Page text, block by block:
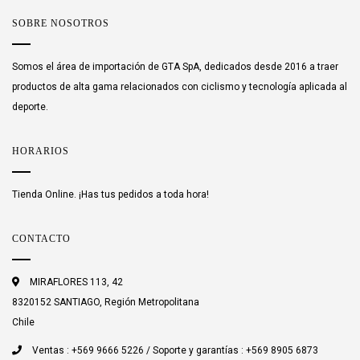
SOBRE NOSOTROS
Somos el área de importación de GTA SpA, dedicados desde 2016 a traer
productos de alta gama relacionados con ciclismo y tecnología aplicada al
deporte.
HORARIOS
Tienda Online. ¡Has tus pedidos a toda hora!
CONTACTO
MIRAFLORES 113, 42
8320152 SANTIAGO, Región Metropolitana
Chile
Ventas : +569 9666 5226 / Soporte y garantías : +569 8905 6873